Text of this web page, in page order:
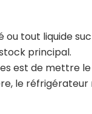
tout liquide
principal.
est de mettre
le réfrigérateur